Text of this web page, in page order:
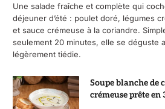
Une salade fraîche et complète qui
déjeuner d’été : poulet doré, légumes
et sauce crémeuse à la coriandre.
seulement 20 minutes, elle se déguste
légèrement tiédie.
Soupe blanche de
crémeuse prête en